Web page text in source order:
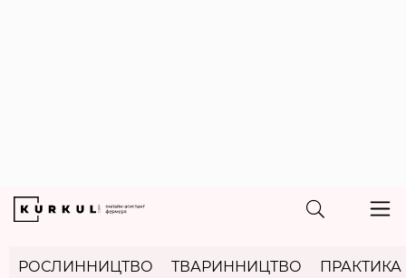
РОСЛИННИЦТВО ТВАРИННИЦТВО ПРАКТИКА